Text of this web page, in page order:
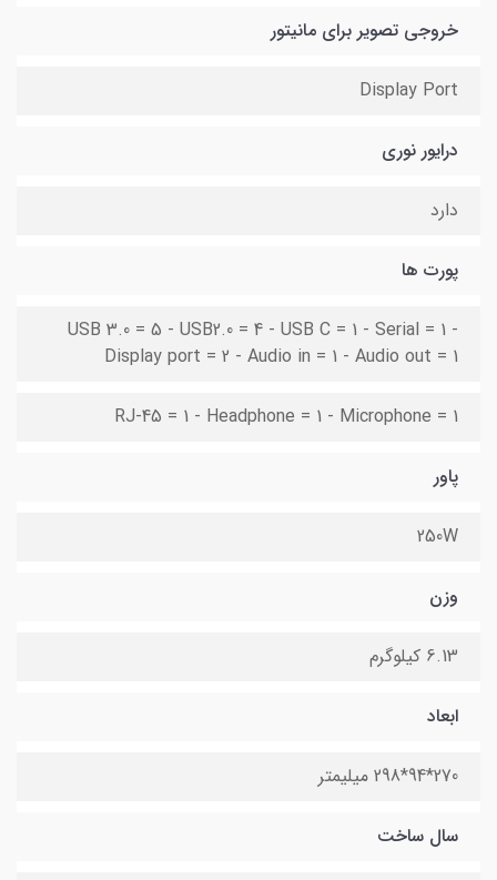
خروجی تصویر برای مانیتور
Display Port
درایور نوری
دارد
پورت ها
USB 3.0 = 5 - USB2.0 = 4 - USB C = 1 - Serial = 1 -
Display port = 2 - Audio in = 1 - Audio out = 1
RJ-45 = 1 - Headphone = 1 - Microphone = 1
پاور
250W
وزن
6.13 کیلوگرم
ابعاد
270*94*298 میلیمتر
سال ساخت